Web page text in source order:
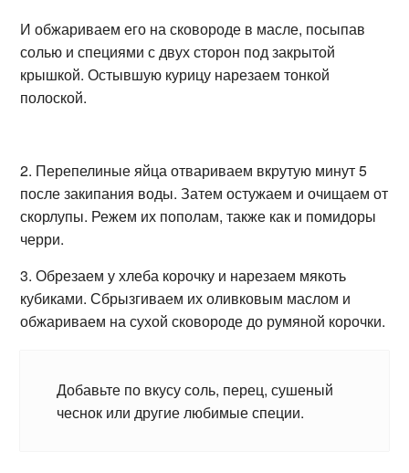
И обжариваем его на сковороде в масле, посыпав
солью и специями с двух сторон под закрытой
крышкой. Остывшую курицу нарезаем тонкой
полоской.
2. Перепелиные яйца отвариваем вкрутую минут 5
после закипания воды. Затем остужаем и очищаем от
скорлупы. Режем их пополам, также как и помидоры
черри.
3. Обрезаем у хлеба корочку и нарезаем мякоть
кубиками. Сбрызгиваем их оливковым маслом и
обжариваем на сухой сковороде до румяной корочки.
Добавьте по вкусу соль, перец, сушеный
чеснок или другие любимые специи.